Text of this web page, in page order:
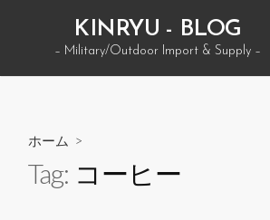
ン
KINRYU - BLOG
– Military/Outdoor Import & Supply –
ホーム >
Tag: コーヒー